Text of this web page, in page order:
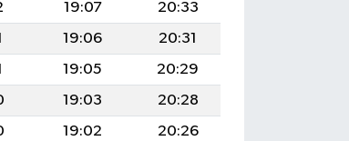
19:07
20:33
19:06
20:31
19:05
20:29
19:03
20:28
19:02
20:26